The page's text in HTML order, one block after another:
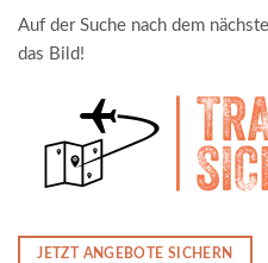
Auf der Suche nach dem
das Bild!
JETZT ANGEBOTE SICHERN